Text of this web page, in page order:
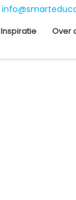
Inspiratie Over